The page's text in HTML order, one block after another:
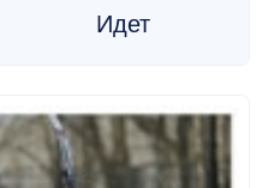
Идет